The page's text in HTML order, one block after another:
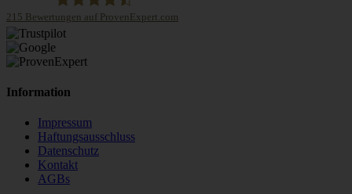
STEUBEL Steuergeräte Annahme Filiale MBE 0214
215 Bewertungen auf ProvenExpert.com
Information
Impressum
Haftungsausschluss
Datenschutz
Kontakt
AGBs